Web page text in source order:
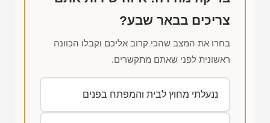
צריכים בבאר שבע?
בחרו את המצב שהכי קרוב אליכם וקבלו הכוונה
ראשונית לפני שאתם מתקשרים.
ננעלתי מחוץ לבית והמפתח בפנים